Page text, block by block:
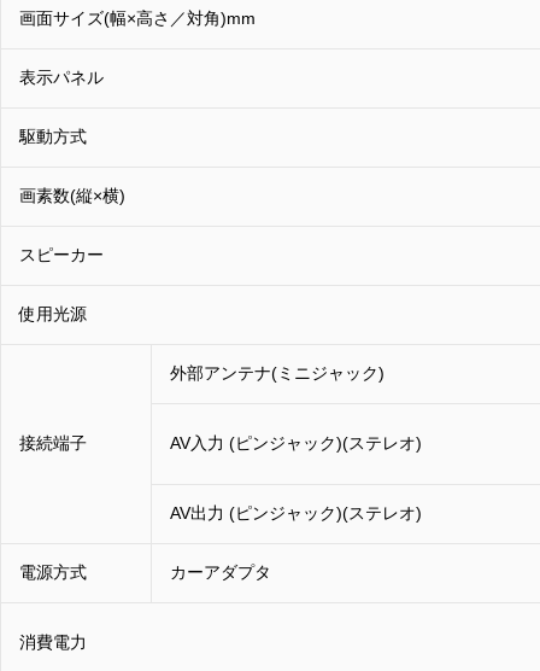
画面サイズ(幅×高さ／対角)mm
表示パネル
駆動方式
画素数(縦×横)
スピーカー
使用光源
接続端子
外部アンテナ(ミニジャック)
AV入力 (ピンジャック)(ステレオ)
AV出力 (ピンジャック)(ステレオ)
電源方式 カーアダプタ
消費電力